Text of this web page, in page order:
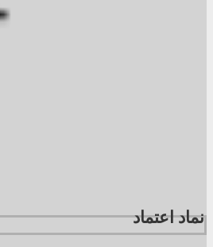
نماد اعتماد